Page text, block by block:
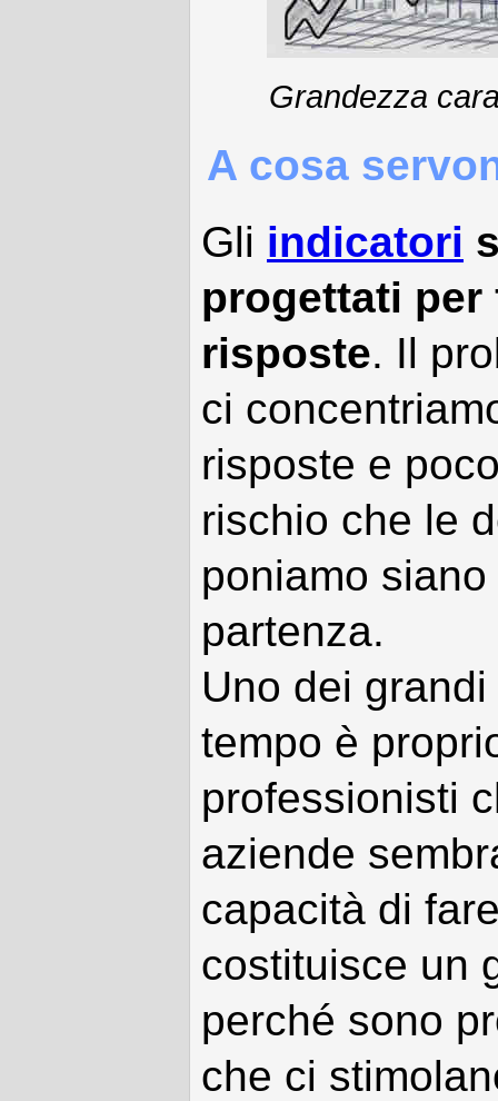
Grandezza
A cosa
Gli indicatori
progettati
risposte. Il
ci
risposte e
rischio che le
poniamo
partenza.
Uno dei
tempo è
professionisti
aziende
capacità di
costituisce un
perché sono
che ci